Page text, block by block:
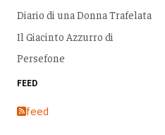
Diario di una Donna Trafelata
Il Giacinto Azzurro di
Persefone
FEED
feed